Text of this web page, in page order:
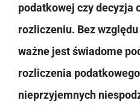
podatkowej czy decyzja
rozliczeniu. Bez
ważne jest świadome
rozliczenia
nieprzyjemnych